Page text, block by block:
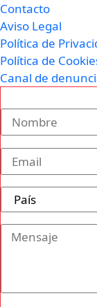
Contacto
Aviso Legal
Política de
Política de
Canal de